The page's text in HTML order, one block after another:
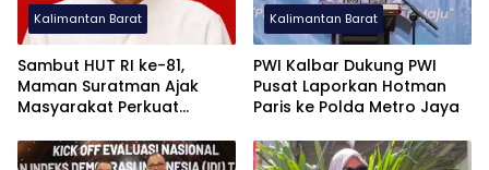
Kalimantan Barat
Sambut HUT RI ke-81,
Maman Suratman Ajak
Masyarakat Perkuat
Persatuan
Kalimantan Barat
PWI Kalbar Dukung PWI
Pusat Laporkan Hotman
Paris ke Polda Metro Jaya